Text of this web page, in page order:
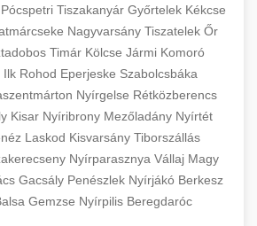
eyelid cosmetic procedure
showcasing 150% increase in
through strategic
proven methods for clinic
growth.
clinic patient growth
Klinika Sikere
+
of successful clinic strategies
significant patient acquisition
and practice expansion.
Bejelentkezés +
AI-driven marketing strategies
registrations by 150%.
Felfuttatása +
Pócspetri Tiszakanyár Győrtelek Kékcse
Nagyvarsány Tiszatelek Őr
Timár Kölcse Jármi Komoró
Ilk Rohod Eperjeske Szabolcsbáka
Nyírgelse Rétközberencs
Kisar Nyíribrony Mezőladány Nyírtét
Laskod Kisvarsány Tiborszállás
Nyírparasznya Vállaj Magy
Gacsály Penészlek Nyírjákó Berkesz
Gemzse Nyírpilis Beregdaróc